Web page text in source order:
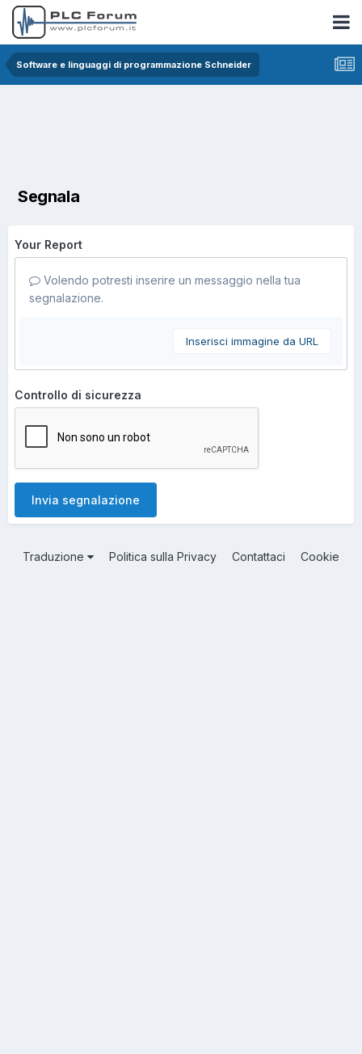
Software e linguaggi di programmazione Schneider
Segnala
Your Report
Volendo potresti inserire un messaggio nella tua
segnalazione.
Inserisci immagine da URL
Controllo di sicurezza
Invia segnalazione
Traduzione Politica sulla Privacy Contattaci Cookie